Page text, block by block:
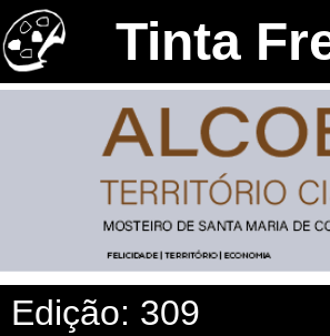
Tinta
Edição: 309